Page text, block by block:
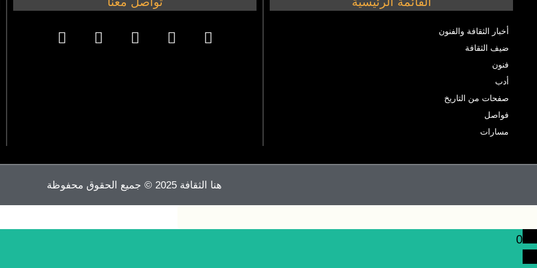
أخبار الثقافة والفنون
ضيف الثقافة
فنون
أدب
صفحات من التاريخ
فواصل
مسارات
هنا الثقافة 2025 © جميع الحقوق محفوظة
0